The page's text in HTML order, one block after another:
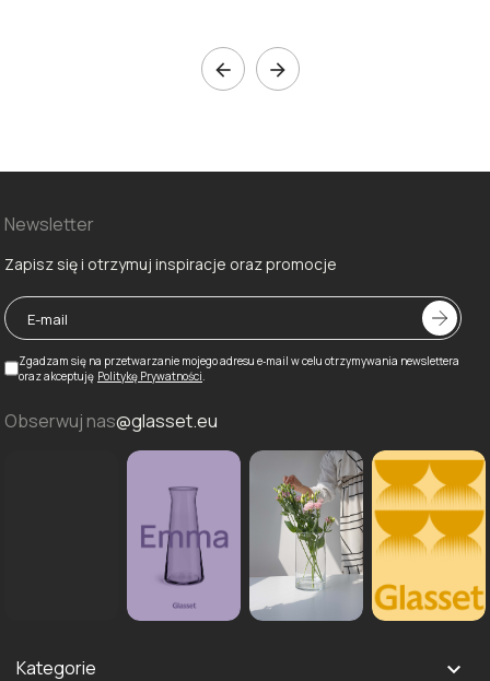
 
Newsletter
Zapisz się i otrzymuj inspiracje oraz promocje
Zgadzam się na przetwarzanie mojego adresu e‑mail w celu otrzymywania newslettera
oraz akceptuję Politykę Prywatności.
Obserwuj nas@glasset.eu
Kategorie 